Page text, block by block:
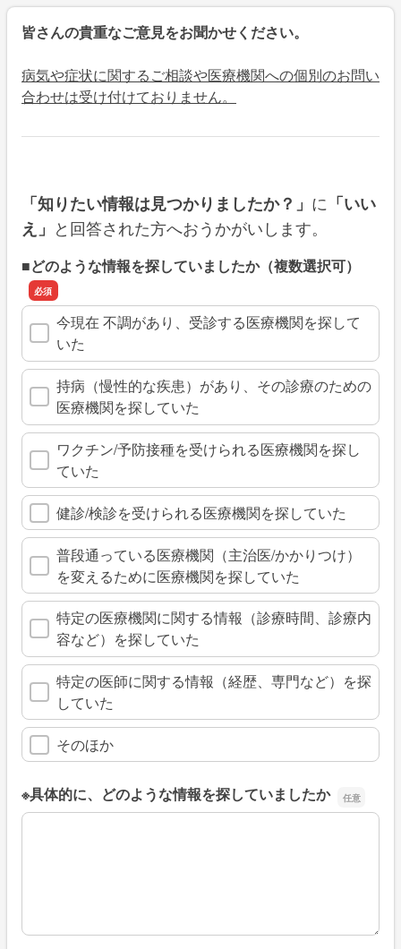
皆さんの貴重なご意見をお聞かせください。
病気や症状に関するご相談や医療機関への個別のお問い
合わせは受け付けておりません。
「知りたい情報は見つかりましたか？」 に 「いい
え」 と回答された方へおうかがいします。
■どのような情報を探していましたか（複数選択可）
今現在 不調があり、受診する医療機関を探して
いた
持病（慢性的な疾患）があり、その診療のための
医療機関を探していた
ワクチン/予防接種を受けられる医療機関を探し
ていた
健診/検診を受けられる医療機関を探していた
普段通っている医療機関（主治医/かかりつけ）
を変えるために医療機関を探していた
特定の医療機関に関する情報（診療時間、診療内
容など）を探していた
特定の医師に関する情報（経歴、専門など）を探
していた
そのほか
※具体的に、どのような情報を探していましたか
※具体的に、どのような情報を探していましたか